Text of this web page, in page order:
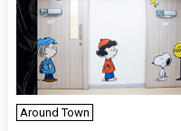
Around Town